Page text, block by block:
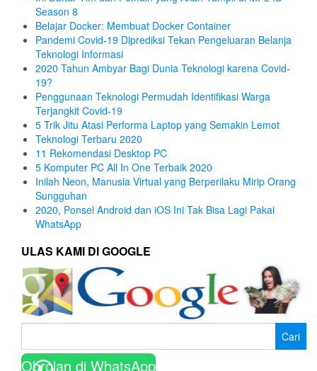
Season 8
Belajar Docker: Membuat Docker Container
Pandemi Covid-19 Diprediksi Tekan Pengeluaran Belanja
Teknologi Informasi
2020 Tahun Ambyar Bagi Dunia Teknologi karena Covid-
19?
Penggunaan Teknologi Permudah Identifikasi Warga
Terjangkit Covid-19
5 Trik Jitu Atasi Performa Laptop yang Semakin Lemot
Teknologi Terbaru 2020
11 Rekomendasi Desktop PC
5 Komputer PC All In One Terbaik 2020
Inilah Neon, Manusia Virtual yang Berperilaku Mirip Orang
Sungguhan
2020, Ponsel Android dan iOS Ini Tak Bisa Lagi Pakai
WhatsApp
ULAS KAMI DI GOOGLE
Obrolan di WhatsApp